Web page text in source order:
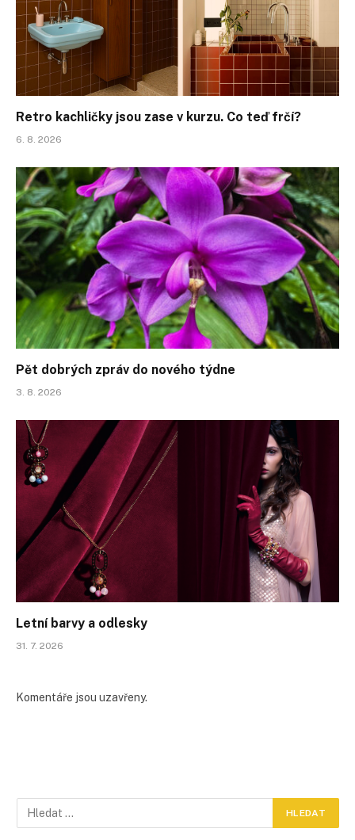
Retro kachličky jsou zase v kurzu. Co teď frčí?
6. 8. 2026
Pět dobrých zpráv do nového týdne
3. 8. 2026
Letní barvy a odlesky
31. 7. 2026
Komentáře jsou uzavřeny.